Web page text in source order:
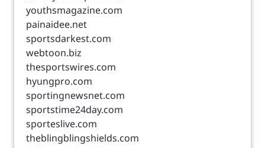
youthsmagazine.com
painaidee.net
sportsdarkest.com
webtoon.biz
thesportswires.com
hyungpro.com
sportingnewsnet.com
sportstime24day.com
sporteslive.com
theblingblingshields.com